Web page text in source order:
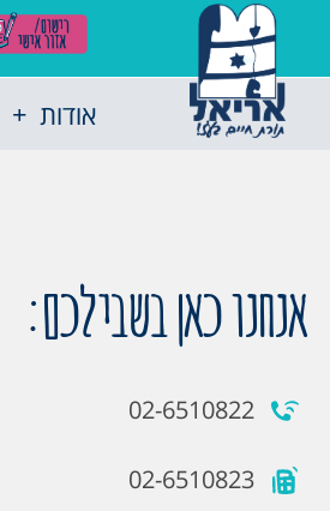
אודות
אנחנו כאן בשבילכם:
02-6510822
02-6510823